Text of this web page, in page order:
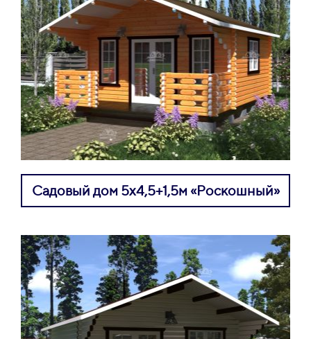
Садовый дом 5х4,5+1,5м «Роскошный»